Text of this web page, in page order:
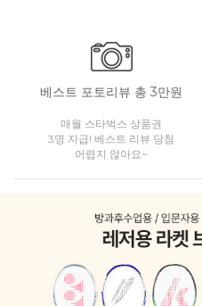
베스트 포토리뷰 총 3만원
매월 스타벅스 상품권
3명 지급! 베스트 리뷰 당첨
어렵지 않아요~